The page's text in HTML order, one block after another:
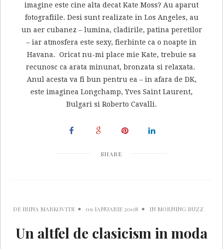
imagine este cine alta decat Kate Moss? Au aparut
fotografiile. Desi sunt realizate in Los Angeles, au
un aer cubanez – lumina, cladirile, patina peretilor
– iar atmosfera este sexy, fierbinte ca o noapte in
Havana. Oricat nu-mi place mie Kate, trebuie sa
recunosc ca arata minunat, bronzata si relaxata.
Anul acesta va fi bun pentru ea – in afara de DK,
este imaginea Longchamp, Yves Saint Laurent,
Bulgari si Roberto Cavalli.
SHARE
DE IRINA MARKOVITS 09 IANUARIE 2008 IN MORNING BUZZ
Un altfel de clasicism in moda